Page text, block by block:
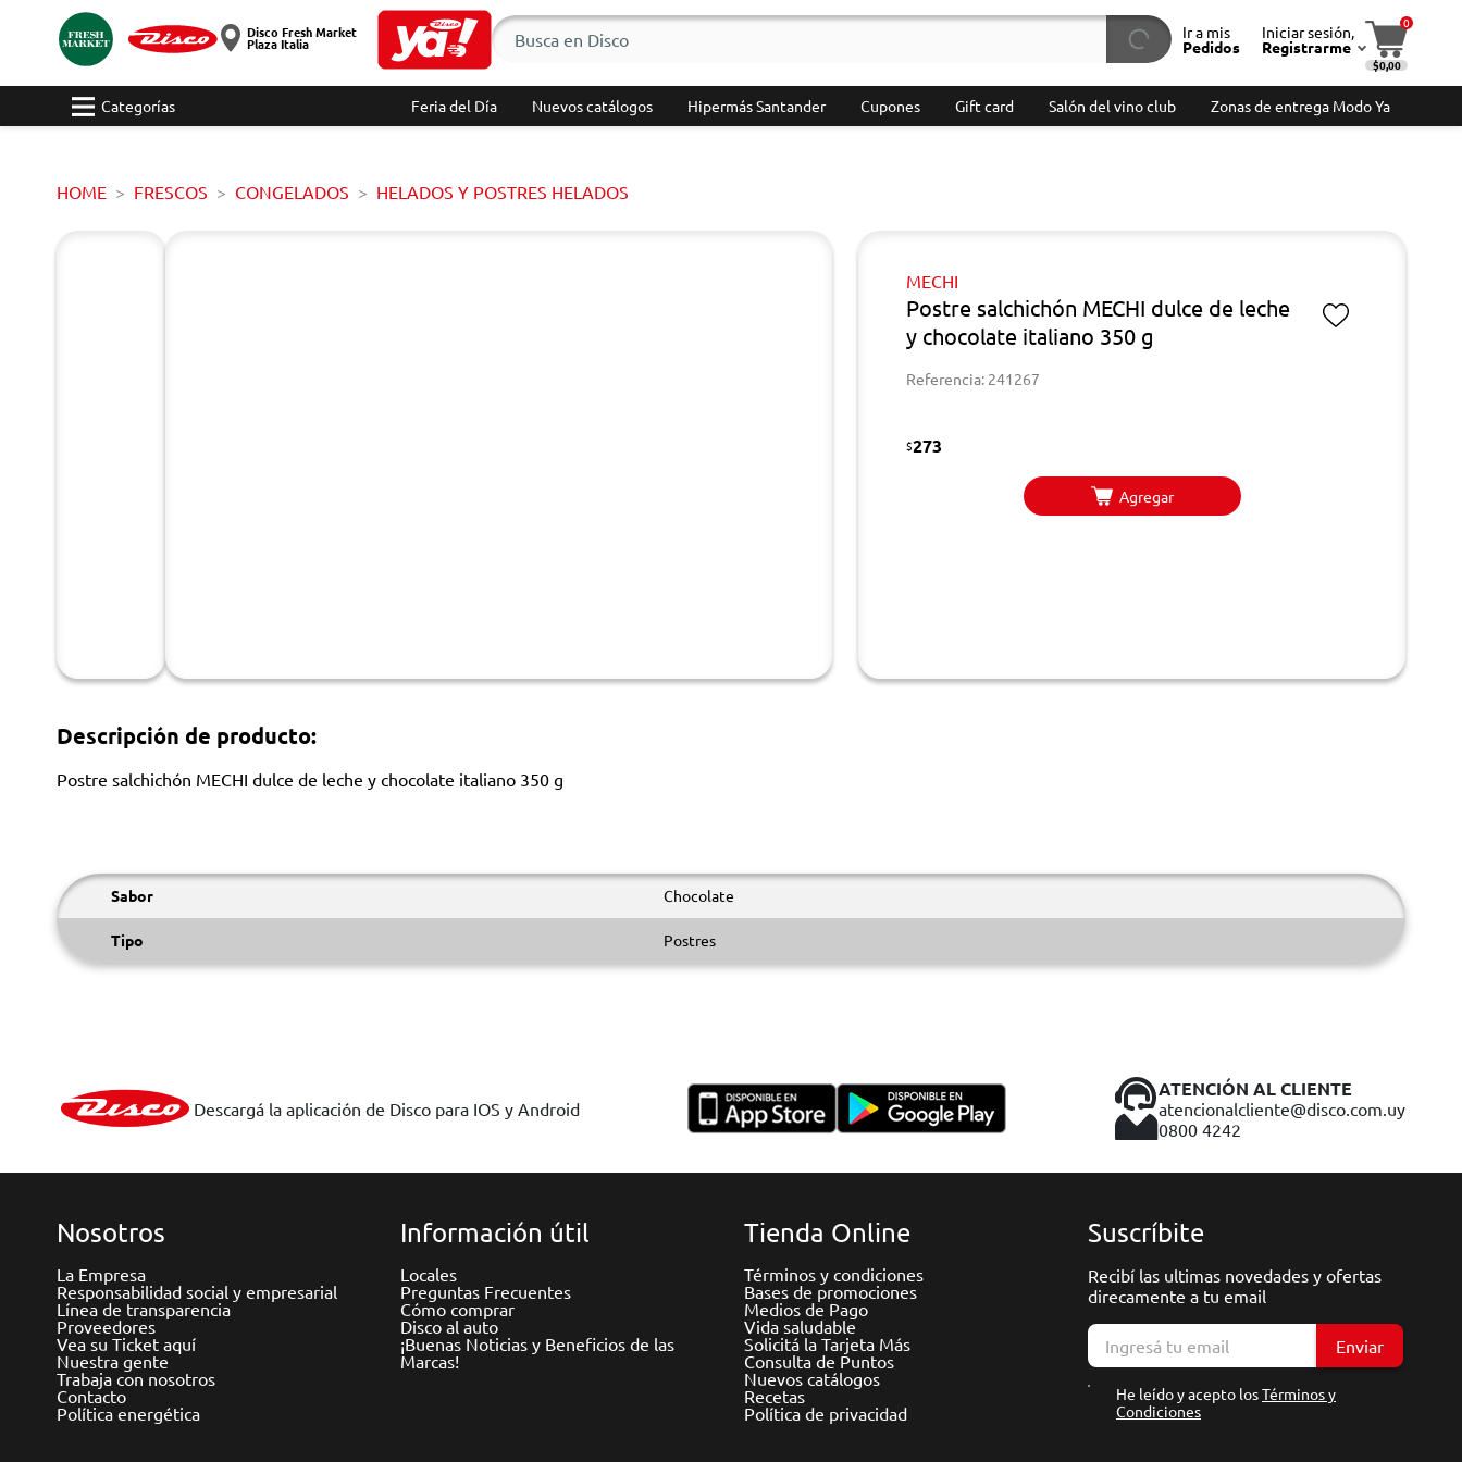
Disco Fresh Market
Plaza Italia
Ir a mis
Pedidos
Iniciar sesión,
Registrarme
0
$0,00
Categorías Feria del Día Nuevos catálogos Hipermás Santander Cupones Gift card Salón del vino club Zonas de entrega Modo Ya
HOME FRESCOS CONGELADOS HELADOS Y POSTRES HELADOS
MECHI
Postre salchichón MECHI dulce de leche
y chocolate italiano 350 g
Referencia: 241267
$273
Agregar
Descripción de producto:
Postre salchichón MECHI dulce de leche y chocolate italiano 350 g
Sabor Chocolate
Tipo Postres
Descargá la aplicación de Disco para IOS y Android
ATENCIÓN AL CLIENTE
atencionalcliente@disco.com.uy
0800 4242
Nosotros
La Empresa
Responsabilidad social y empresarial
Línea de transparencia
Proveedores
Vea su Ticket aquí
Nuestra gente
Trabaja con nosotros
Contacto
Política energética
Información útil
Locales
Preguntas Frecuentes
Cómo comprar
Disco al auto
¡Buenas Noticias y Beneficios de las
Marcas!
Tienda Online
Términos y condiciones
Bases de promociones
Medios de Pago
Vida saludable
Solicitá la Tarjeta Más
Consulta de Puntos
Nuevos catálogos
Recetas
Política de privacidad
Suscríbite
Recibí las ultimas novedades y ofertas
direcamente a tu email
Enviar
He leído y acepto losTérminos y
Condiciones